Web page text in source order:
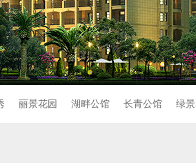
丽景花园 湖畔公馆 长青公馆 绿